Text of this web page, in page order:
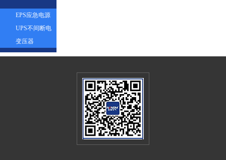
EPS应急电源
UPS不间断电
源
变压器